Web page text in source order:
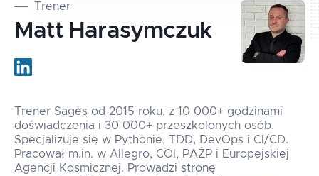
Trener
Matt Harasymczuk
Trener Sages od 2015 roku, z 10 000+ godzinami
doświadczenia i 30 000+ przeszkolonych osób.
Specjalizuje się w Pythonie, TDD, DevOps i CI/CD.
Pracował m.in. w Allegro, COI, PAŻP i Europejskiej
Agencji Kosmicznej. Prowadzi stronę